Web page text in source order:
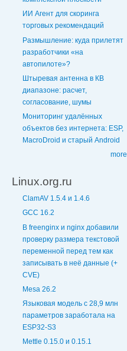
ИИ Агент для скоринга
торговых рекомендаций
Размышление: куда прилетят
разработчики «на
автопилоте»?
Штыревая антенна в КВ
диапазоне: расчет,
согласование, шумы
Мониторинг удалённых
объектов без интернета: ESP,
MacroDroid и старый Android
more
Linux.org.ru
ClamAV 1.5.4 и 1.4.6
GCC 16.2
В freenginx и nginx добавили
проверку размера текстовой
переменной перед тем как
записывать в неё данные (+
CVE)
Mesa 26.2
Языковая модель с 28,9 млн
параметров заработала на
ESP32-S3
Mettle 0.15.0 и 0.15.1